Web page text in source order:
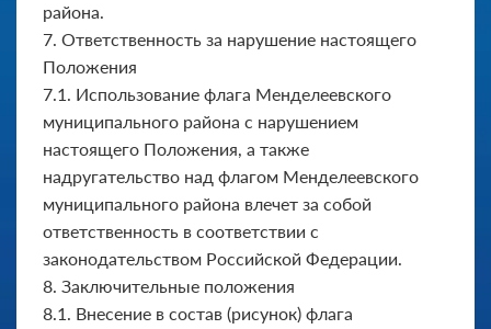
района.
7. Ответственность за нарушение настоящего
Положения
7.1. Использование флага Менделеевского
муниципального района с нарушением
настоящего Положения, а также
надругательство над флагом Менделеевского
муниципального района влечет за собой
ответственность в соответствии с
законодательством Российской Федерации.
8. Заключительные положения
8.1. Внесение в состав (рисунок) флага